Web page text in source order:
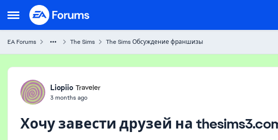
Open Side Menu
Skip to content
EA Forums The Sims The Sims Обсуждение франшизы
Forum Discussion
Liopiio Traveler
3 months ago
Хочу завести друзей на